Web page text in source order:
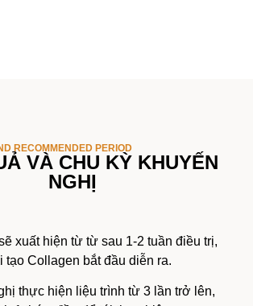
RECOMMENDED PERIOD
VÀ CHU KỲ KHUYẾN
NGHỊ
xuất hiện từ từ sau 1-2 tuần điều trị,
tạo Collagen bắt đầu diễn ra.
thực hiện liệu trình từ 3 lần trở lên,